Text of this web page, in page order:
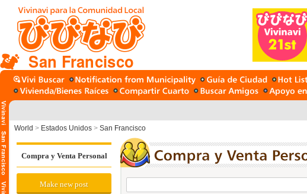
San Francisco
World > Estados Unidos > San Francisco
Compra y Venta Personal
Make new post